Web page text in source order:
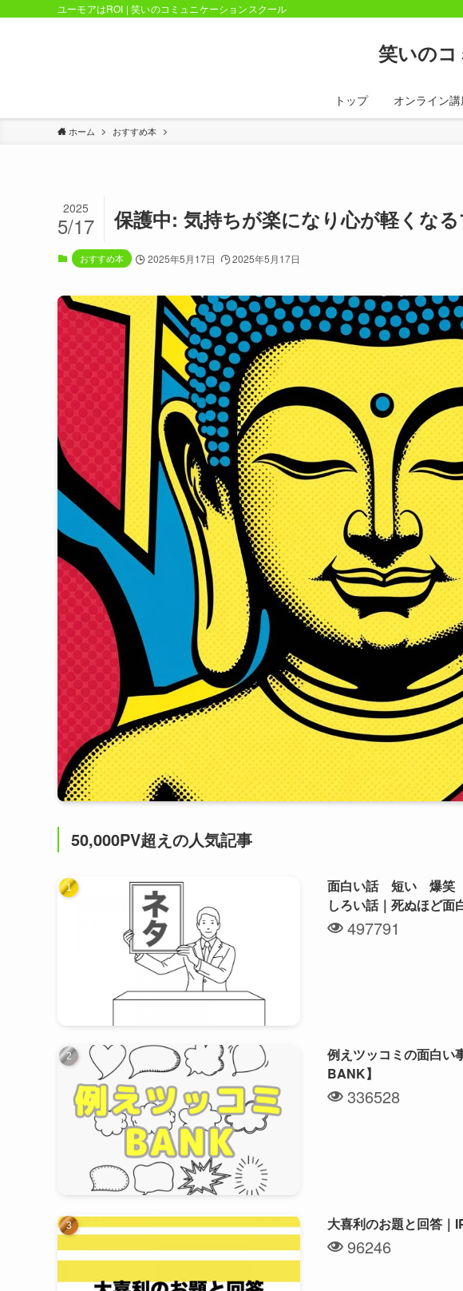
ユーモアはROI | 笑いのコミュニケーションスクール
笑いの
トップ オンライン講
ホーム おすすめ本
保護中: 気持ちが楽になり心が軽くな
2025
5/17
おすすめ本 2025年5月17日 2025年5月17日
50,000PV超えの人気記事
面白い話 短い 爆笑
しろい話｜死ぬほど面
497791
例えツッコミの面白い
BANK】
336528
大喜利のお題と回答｜
96246